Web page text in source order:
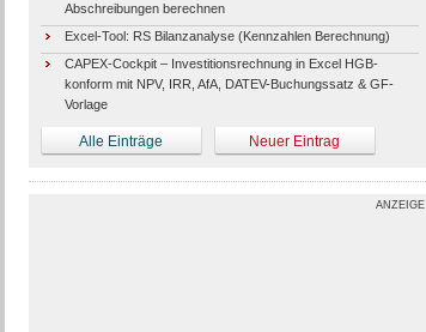
Abschreibungen berechnen
Excel-Tool: RS Bilanzanalyse (Kennzahlen Berechnung)
CAPEX-Cockpit – Investitionsrechnung in Excel HGB-
konform mit NPV, IRR, AfA, DATEV-Buchungssatz & GF-
Vorlage
Alle Einträge Neuer Eintrag
ANZEIGE